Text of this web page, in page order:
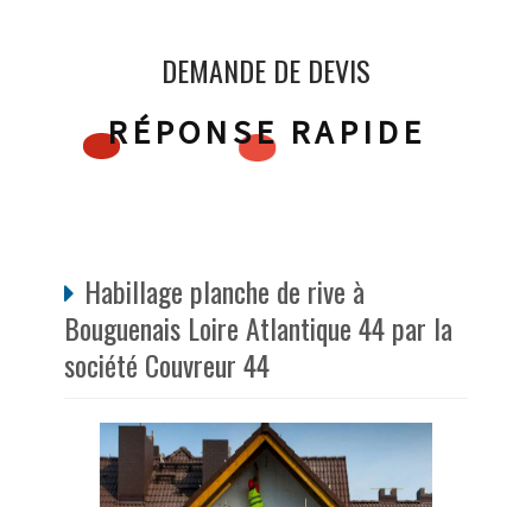
DEMANDE DE DEVIS
RÉPONSE RAPIDE
Habillage planche de rive à
Bouguenais Loire Atlantique 44 par la
société Couvreur 44